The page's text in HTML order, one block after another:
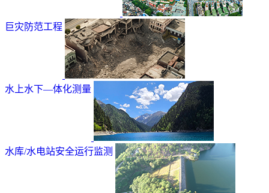
巨灾防范工程
水上水下—体化测量
水库/水电站安全运行监测